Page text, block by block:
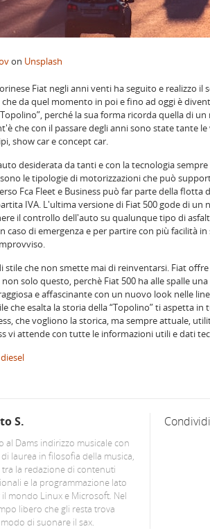
on Unsplash
Fiat negli anni venti ha seguito e realizzo
che da quel momento in poi e fino ad oggi è
perché la sua forma ricorda quella di
che con il passare degli anni sono state tante
show car e concept car.
desiderata da tanti e con la tecnologia
le tipologie di motorizzazioni che può
Fca Fleet e Business può far parte della
IVA. L'ultima versione di Fiat 500 gode di
il controllo dell'auto su qualunque tipo di
caso di emergenza e per partire con più facilità
stile che non smette mai di reinventarsi. Fiat
solo questo, perchè Fiat 500 ha alle spalle
e affascinante con un nuovo look nelle
che esalta la storia della “Topolino” ti aspetta in
che vogliono la storica, ma sempre attuale,
vi attende con tutte le informazioni utili e dati
S.
al Dams indirizzo musicale con
laurea in filosofia della musica,
tra la redazione di contenuti
e la programmazione lato
mondo Linux e Microsoft. Nel
libero che gli resta trova
di suonare il sax.